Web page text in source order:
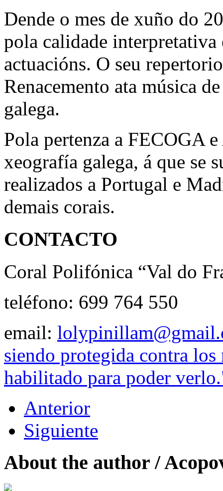
Dende o mes de xuño do
pola calidade interpretativa
actuacións. O seu
Renacemento ata música
galega.
Pola pertenza a FECOGA
xeografía galega, á que se
realizados a Portugal e
demais corais.
CONTACTO
Coral Polifónica “Val do
teléfono: 699 764 550
email:
siendo protegida contra los
habilitado para poder verlo.
Anterior
Siguiente
About the author /